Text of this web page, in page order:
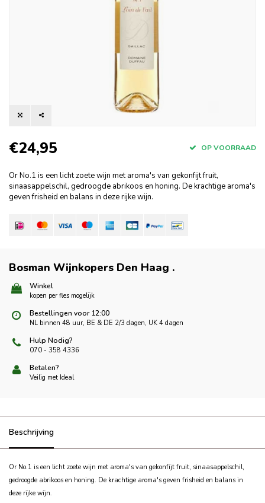
€24,95 OP VOORRAAD
Or No.1 is een licht zoete wijn met aroma's van gekonfijt fruit,
sinaasappelschil, gedroogde abrikoos en honing. De krachtige aroma's
geven frisheid en balans in deze rijke wijn.
Bosman Wijnkopers Den Haag .
Winkel
kopen per fles mogelijk
Bestellingen voor 12:00
NL binnen 48 uur, BE & DE 2/3 dagen, UK 4 dagen
Hulp Nodig?
070 - 358 4336
Betalen?
Veilig met Ideal
Beschrijving
Or No.1 is een licht zoete wijn met aroma's van gekonfijt fruit, sinaasappelschil,
gedroogde abrikoos en honing. De krachtige aroma's geven frisheid en balans in
deze rijke wijn.